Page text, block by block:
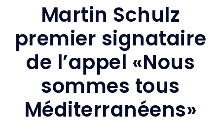
Martin Schulz
premier signataire
de l’appel «Nous
sommes tous
Méditerranéens»